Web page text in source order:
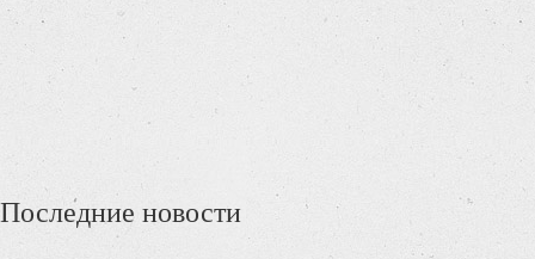
Последние новости